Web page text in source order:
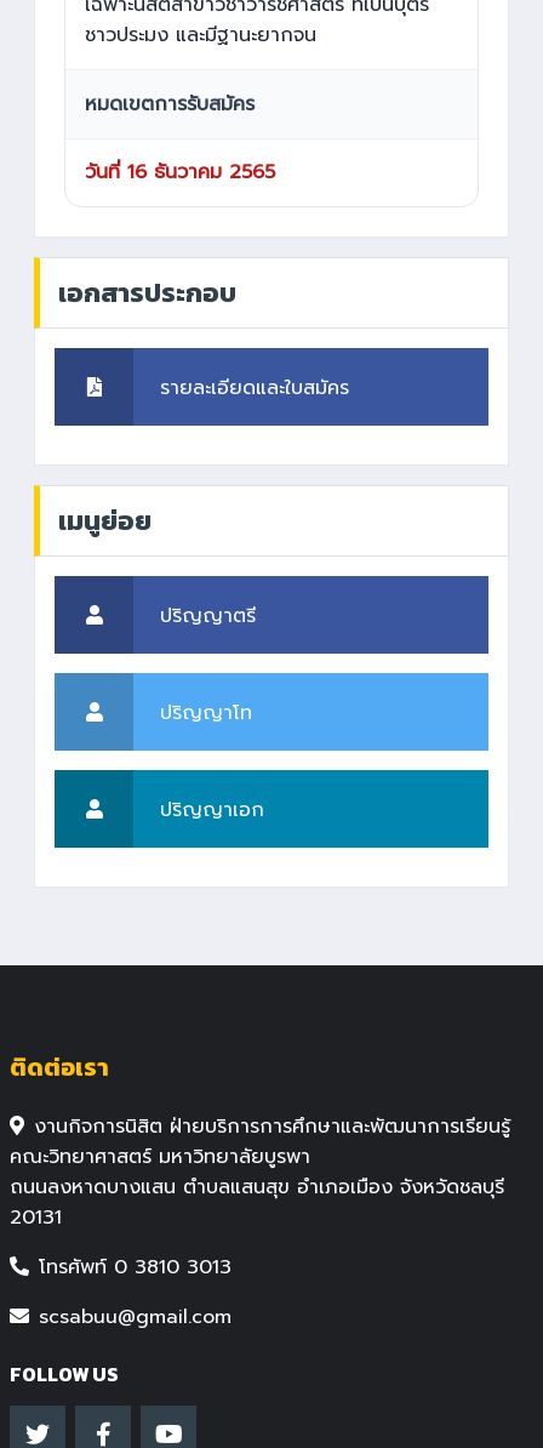
ชาวประมง และมีฐานะยากจน
หมดเขตการรับสมัคร
วันที่ 16 ธันวาคม 2565
เอกสารประกอบ
รายละเอียดและใบสมัคร
เมนูย่อย
ปริญญาตรี
ปริญญาโท
ปริญญาเอก
ติดต่อเรา
งานกิจการนิสิต ฝ่ายบริการการศึกษาและพัฒนาการเรียนรู้
คณะวิทยาศาสตร์ มหาวิทยาลัยบูรพา
ถนนลงหาดบางแสน ตำบลแสนสุข อำเภอเมือง จังหวัดชลบุรี
20131
โทรศัพท์ 0 3810 3013
scsabuu@gmail.com
FOLLOW US